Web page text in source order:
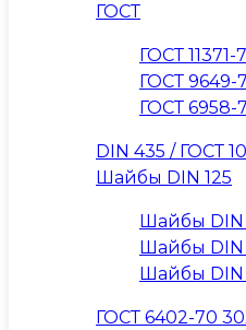
ГОСТ
ГОСТ 11371-
ГОСТ 9649-
ГОСТ 6958-
DIN 435 / ГОСТ
Шайбы DIN 125
Шайбы DIN
Шайбы DIN
Шайбы DIN
ГОСТ 6402-70